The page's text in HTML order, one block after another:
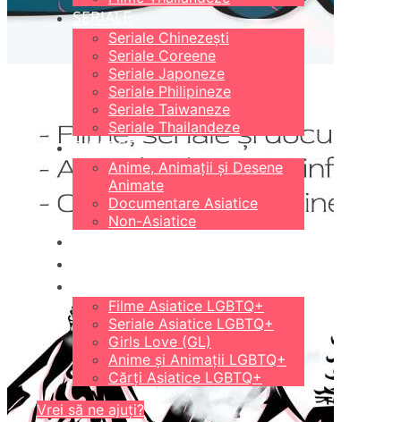
SERIALE
Seriale Chinezești
Seriale Coreene
Seriale Japoneze
Seriale Philipineze
Seriale Taiwaneze
Seriale Thailandeze
DIVERSE
Anime, Animații și Desene
Animate
Documentare Asiatice
Non-Asiatice
Filme Asiatice LGBTQ+
Seriale Asiatice LGBTQ+
Girls Love (GL)
Anime și Animații LGBTQ+
Cărți Asiatice LGBTQ+
Vrei să ne ajuți?